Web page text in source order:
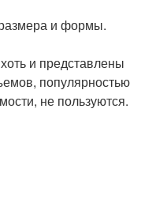
и формы.
и представлены
популярностью
не пользуются.